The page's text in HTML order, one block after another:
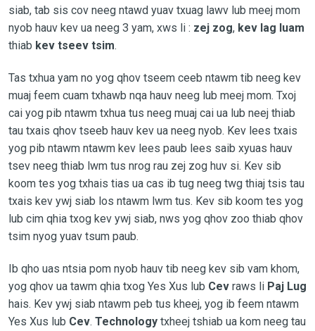
siab, tab sis cov neeg ntawd yuav txuag lawv lub meej mom
nyob hauv kev ua neeg 3 yam, xws li : zej zog, kev lag luam
thiab kev tseev tsim.
Tas txhua yam no yog qhov tseem ceeb ntawm tib neeg kev
muaj feem cuam txhawb nqa hauv neeg lub meej mom. Txoj
cai yog pib ntawm txhua tus neeg muaj cai ua lub neej thiab
tau txais qhov tseeb hauv kev ua neeg nyob. Kev lees txais
yog pib ntawm ntawm kev lees paub lees saib xyuas hauv
tsev neeg thiab lwm tus nrog rau zej zog huv si. Kev sib
koom tes yog txhais tias ua cas ib tug neeg twg thiaj tsis tau
txais kev ywj siab los ntawm lwm tus. Kev sib koom tes yog
lub cim qhia txog kev ywj siab, nws yog qhov zoo thiab qhov
tsim nyog yuav tsum paub.
Ib qho uas ntsia pom nyob hauv tib neeg kev sib vam khom,
yog qhov ua tawm qhia txog Yes Xus lub Cevraws li Paj Lug
hais. Kev ywj siab ntawm peb tus kheej, yog ib feem ntawm
Yes Xus lub Cev. Technology txheej tshiab ua kom neeg tau